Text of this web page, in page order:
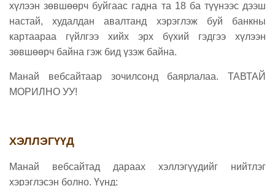
хүлээн зөвшөөрч буйгаас гадна та 18 ба түүнээс дээш
настай, худалдан авалтанд хэрэглэж буй банкны
картаараа гүйлгээ хийх эрх бүхий гэдгээ хүлээн
зөвшөөрч байна гэж бид үзэж байна.
Манай вебсайтаар зочилсонд баярлалаа. ТАВТАЙ
МОРИЛНО УУ!
ХЭЛЛЭГҮҮД
Манай вебсайтад дараах хэллэгүүдийг нийтлэг
хэрэглэсэн болно. Үүнд: